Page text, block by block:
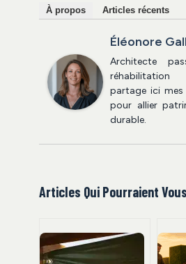
À propos Articles récents
Éléonore
Architecte
réhabilitation
partage ici mes
pour allier
durable.
Articles Qui Pourraient